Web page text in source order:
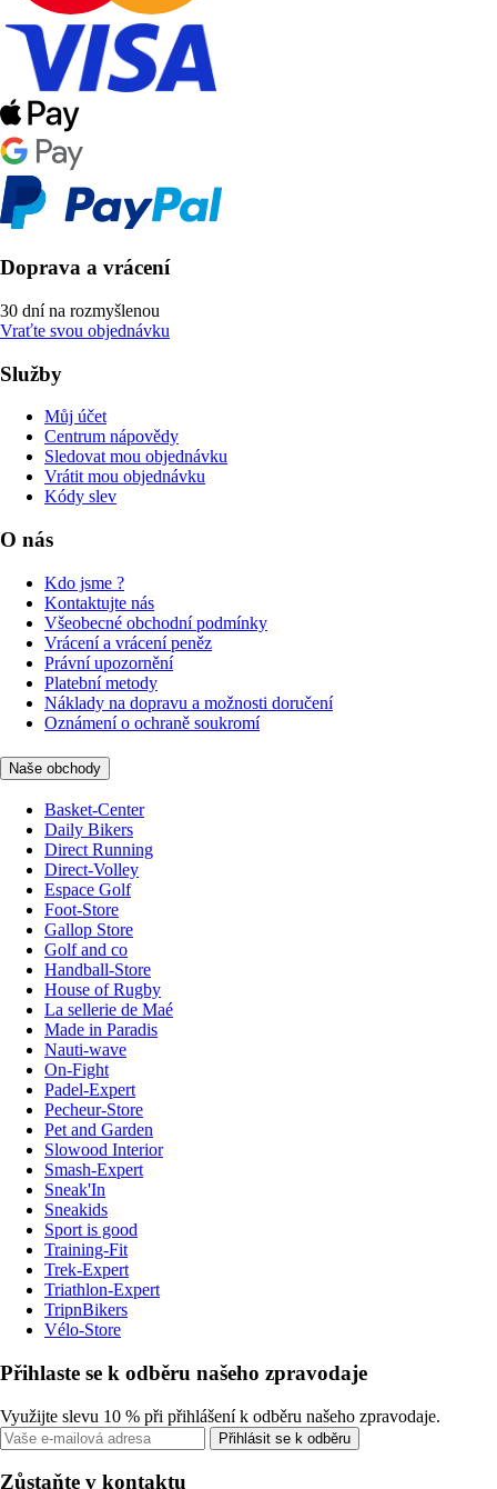
Doprava a vrácení
30 dní na rozmyšlenou
Vraťte svou objednávku
Služby
Můj účet
Centrum nápovědy
Sledovat mou objednávku
Vrátit mou objednávku
Kódy slev
O nás
Kdo jsme ?
Kontaktujte nás
Všeobecné obchodní podmínky
Vrácení a vrácení peněz
Právní upozornění
Platební metody
Náklady na dopravu a možnosti doručení
Oznámení o ochraně soukromí
Naše obchody
Basket-Center
Daily Bikers
Direct Running
Direct-Volley
Espace Golf
Foot-Store
Gallop Store
Golf and co
Handball-Store
House of Rugby
La sellerie de Maé
Made in Paradis
Nauti-wave
On-Fight
Padel-Expert
Pecheur-Store
Pet and Garden
Slowood Interior
Smash-Expert
Sneak'In
Sneakids
Sport is good
Training-Fit
Trek-Expert
Triathlon-Expert
TripnBikers
Vélo-Store
Přihlaste se k odběru našeho zpravodaje
Využijte slevu 10 % při přihlášení k odběru našeho zpravodaje.
Přihlásit se k odběru
Zůstaňte v kontaktu